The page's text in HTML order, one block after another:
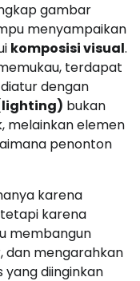
gambar
menyampaikan
komposisi visual.
terdapat
dengan
bukan
melainkan elemen
penonton
karena
karena
membangun
mengarahkan
diinginkan